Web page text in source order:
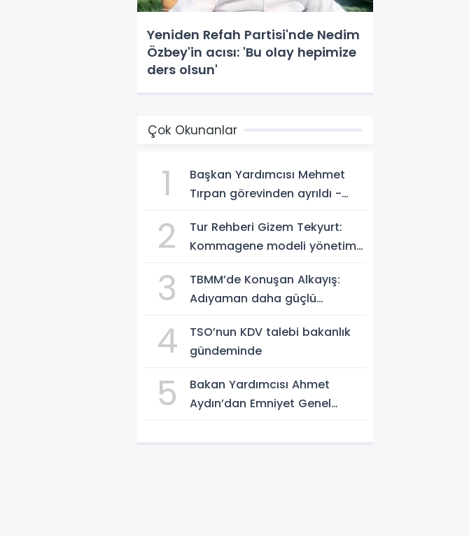
Yeniden Refah Partisi'nde Nedim
Özbey'in acısı: 'Bu olay hepimize
ders olsun'
Çok Okunanlar
1
Başkan Yardımcısı Mehmet
Tırpan görevinden ayrıldı -
2
Tur Rehberi Gizem Tekyurt:
Kommagene modeli yönetim
3
TBMM’de Konuşan Alkayış:
Adıyaman daha güçlü
4
TSO’nun KDV talebi bakanlık
gündeminde
5
Bakan Yardımcısı Ahmet
Aydın’dan Emniyet Genel